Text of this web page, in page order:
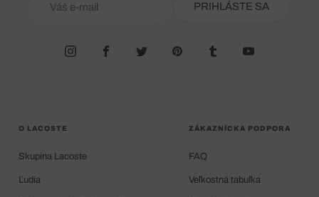
PRIHLÁSTE SA
O LACOSTE
Skupina Lacoste
Ľudia
ZÁKAZNÍCKA PODPORA
FAQ
Veľkostná tabuľka